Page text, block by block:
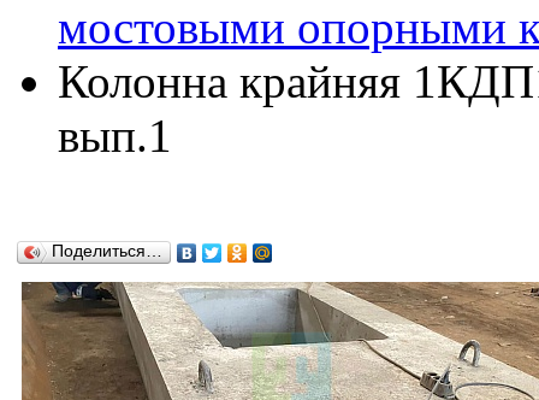
мостовыми опорными
Колонна крайняя
вып.1
Поделиться…